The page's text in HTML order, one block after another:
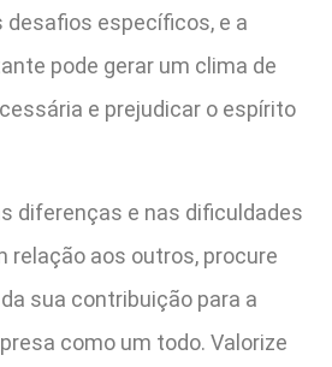
específicos, e a
pode gerar um clima de
e prejudicar o espírito
diferenças e nas dificuldades
relação aos outros, procure
sua contribuição para a
como um todo. Valorize